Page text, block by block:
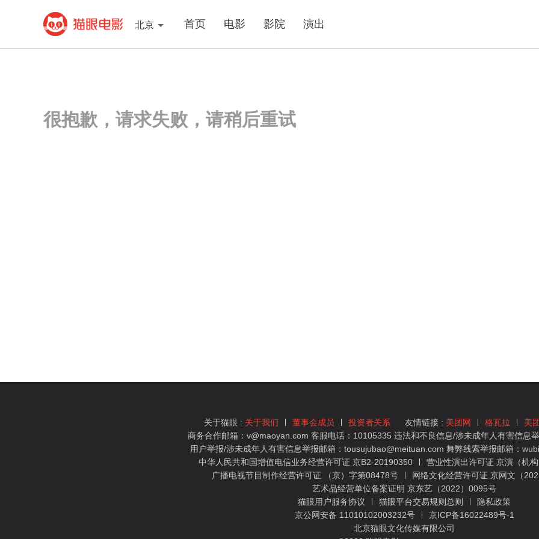
北京 首页 电影 影院 演出
很抱歉，请求失败，请稍后重试
关于猫眼 : 关于我们 董事会成员 投资者关系 友情链接 : 美团网 格瓦拉 美
商务合作邮箱：v@maoyan.com 客服电话：10105335 违法和不良信息/涉未成年人有害信息
用户举报/涉未成年人有害信息举报邮箱：tousujubao@meituan.com 舞弊线索举报邮箱：
中华人民共和国增值电信业务经营许可证 京B2-20190350
营业性演出许可证 京演（机
广播电视节目制作经营许可证 （京）字第08478号
网络文化经营许可证 京网文（
艺术品经营单位备案证明 京东艺（2022）0095号
猫眼用户服务协议
猫眼平台交易规则总则
隐私政策
京公网安备 11010102003232号
京ICP备16022489号-1
北京猫眼文化传媒有限公司